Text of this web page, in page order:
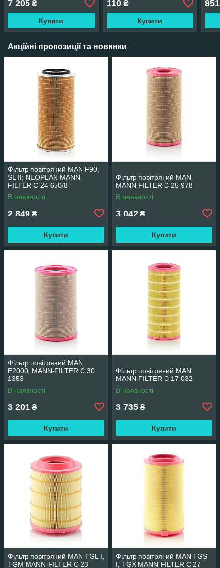
72943002S
7 205 ₴
Купити
110₴
Купити
851
Акційні пропозиції та новинки
Фільтр повітряний MAN F90,
SL II; NEOPLAN MANN-
FILTER C 24 650/8
В наявності
2 849 ₴
Купити
Фільтр повітряний MAN
MANN-FILTER C 25 978
В наявності
3 042 ₴
Купити
Фільтр повітряний MAN
E2000, MANN-FILTER C 30
1353
В наявності
3 201 ₴
Купити
Фільтр повітряний MAN
MANN-FILTER C 17 032
В наявності
3 735 ₴
Купити
Фільтр повітряний MAN TGL I,
TGM MANN-FILTER C 23
Фільтр повітряний MAN TGS
I, TGX MANN-FILTER C 27